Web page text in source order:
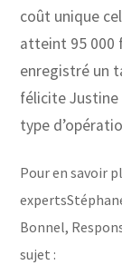
coût unique
atteint 95 000
enregistré un
félicite Justine
type
Pour en savoir
Bonnel,
sujet :